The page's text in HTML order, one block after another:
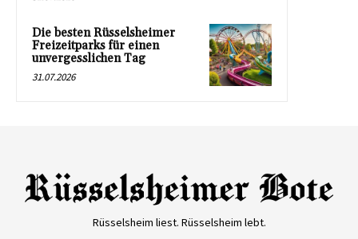
Die besten Rüsselsheimer
Freizeitparks für einen
unvergesslichen Tag
31.07.2026
Rüsselsheim liest. Rüsselsheim lebt.